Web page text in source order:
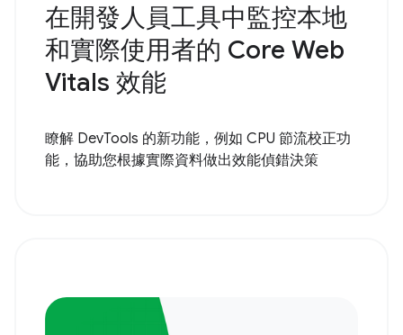
在開發人員工具中監控本地
和實際使用者的 Core Web
Vitals 效能
瞭解 DevTools 的新功能，例如 CPU 節流校正功
能，協助您根據實際資料做出效能偵錯決策